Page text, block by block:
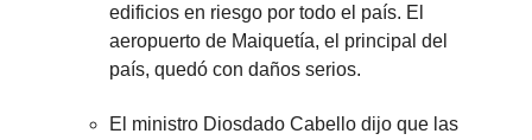
edificios en riesgo por todo el país. El
aeropuerto de Maiquetía, el principal del
país, quedó con daños serios.
El ministro Diosdado Cabello dijo que las